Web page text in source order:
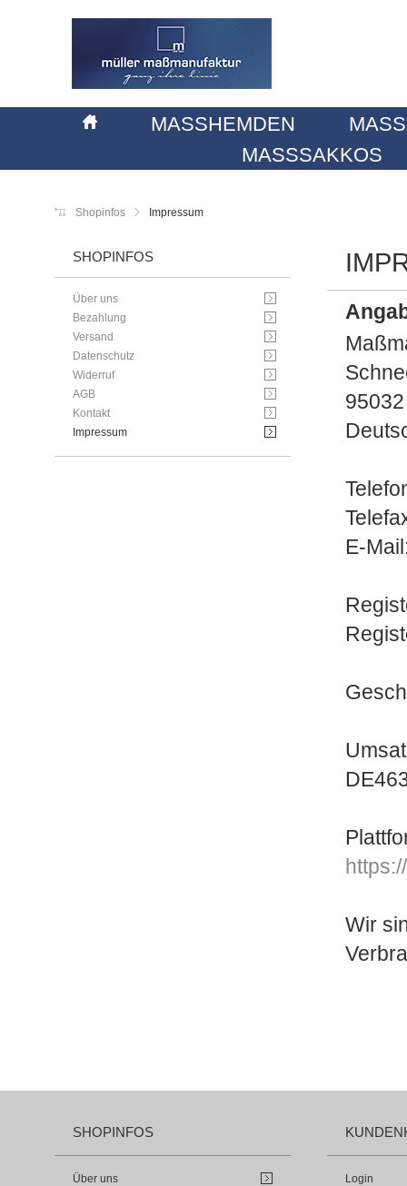
MASSHEMDEN
MASSSAKKOS
Shopinfos Impressum
SHOPINFOS
Über uns
Bezahlung
Versand
Datenschutz
Widerruf
AGB
Kontakt
Impressum
E-
Wir
SHOPINFOS
Über uns
Login